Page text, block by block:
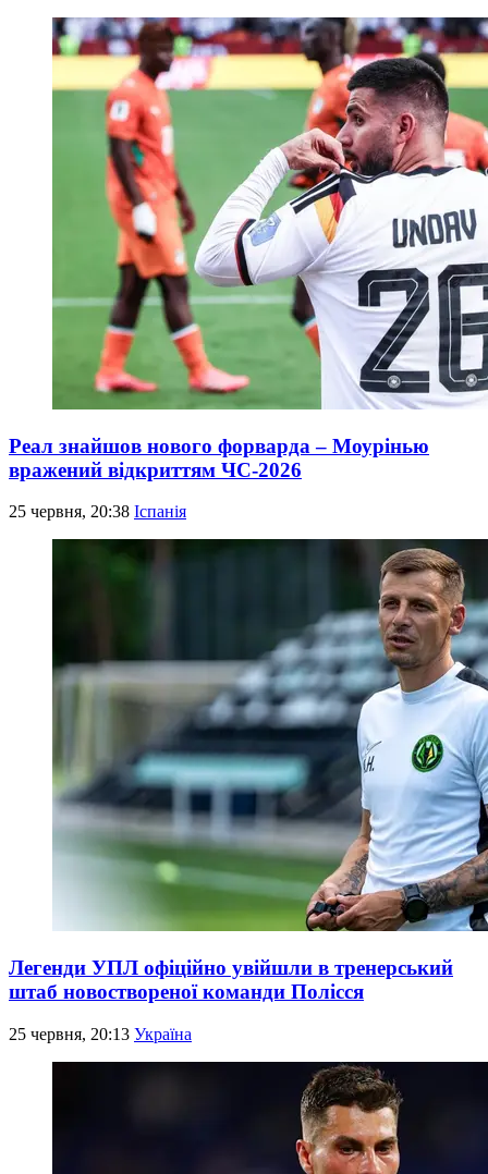
Реал знайшов нового форварда – Моурінью
вражений відкриттям ЧС-2026
25 червня, 20:38 Іспанія
Легенди УПЛ офіційно увійшли в тренерський
штаб новоствореної команди Полісся
25 червня, 20:13 Україна